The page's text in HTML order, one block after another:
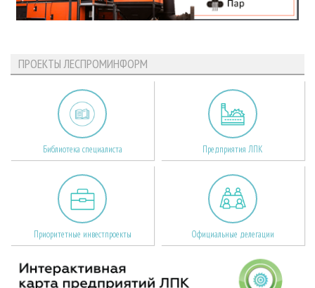
ПРОЕКТЫ ЛЕСПРОМИНФОРМ
Библиотека специалиста Предприятия ЛПК
Приоритетные инвестпроекты Официальные делегации